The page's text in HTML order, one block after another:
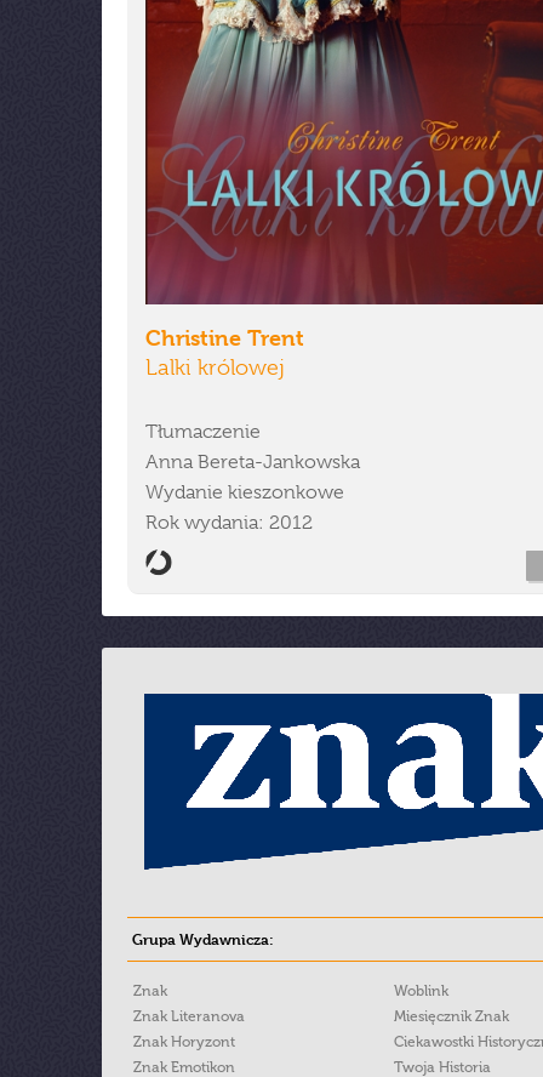
Christine Trent
Lalki królowej
Tłumaczenie
Anna Bereta-Jankowska
Wydanie kieszonkowe
Rok wydania: 2012
Grupa Wydawnicza:
Znak
Znak Literanova
Znak Horyzont
Znak Emotikon
Woblink
Miesięcznik Znak
Ciekawostki
Twoja Historia